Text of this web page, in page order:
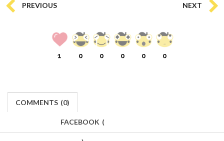
PREVIOUS NEXT
1 0 0 0 0 0
COMMENTS (0)
FACEBOOK (